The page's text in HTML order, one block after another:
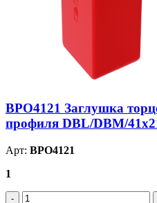
BPO4121 Заглушка
профиля DBL/DBM/
Арт: BPO4121
1